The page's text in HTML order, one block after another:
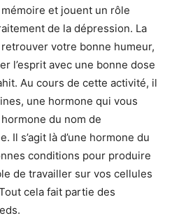
et jouent un rôle
de la dépression. La
votre bonne humeur,
l’esprit avec une bonne dose
Au cours de cette activité, il
une hormone qui vous
du nom de
Il s’agit là d’une hormone du
conditions pour produire
de travailler sur vos cellules
cela fait partie des